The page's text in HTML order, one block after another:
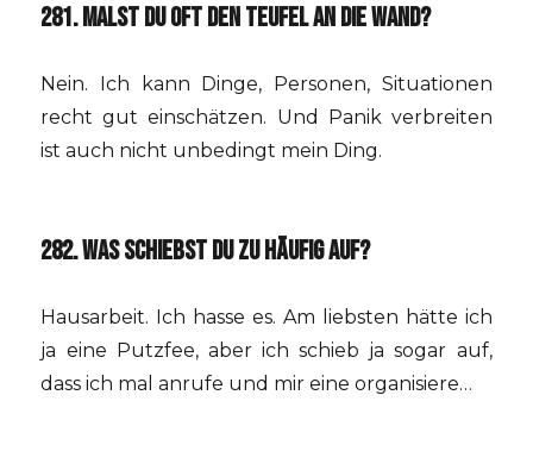
281. MALST DU OFT DEN TEUFEL AN DIE WAND?
Nein. Ich kann Dinge, Personen, Situationen
recht gut einschätzen. Und Panik verbreiten
ist auch nicht unbedingt mein Ding.
282. WAS SCHIEBST DU ZU HÄUFIG AUF?
Hausarbeit. Ich hasse es. Am liebsten hätte ich
ja eine Putzfee, aber ich schieb ja sogar auf,
dass ich mal anrufe und mir eine organisiere…